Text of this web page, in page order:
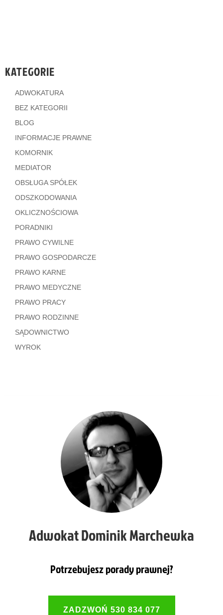
KATEGORIE
ADWOKATURA
BEZ KATEGORII
BLOG
INFORMACJE PRAWNE
KOMORNIK
MEDIATOR
OBSŁUGA SPÓŁEK
ODSZKODOWANIA
OKLICZNOŚCIOWA
PORADNIKI
PRAWO CYWILNE
PRAWO GOSPODARCZE
PRAWO KARNE
PRAWO MEDYCZNE
PRAWO PRACY
PRAWO RODZINNE
SĄDOWNICTWO
WYROK
Adwokat Dominik Marchewka
Potrzebujesz porady prawnej?
ZADZWOŃ 530 834 077